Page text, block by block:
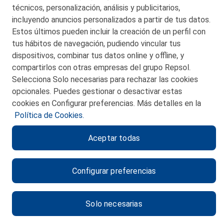
CONTACTO
MAPA WEB
POLITICA DE PRIVACIDAD
POLITICA DE COOKIES
CANAL DE ÉTICA
técnicos, personalización, análisis y publicitarios,
incluyendo anuncios personalizados a partir de tus datos.
Estos últimos pueden incluir la creación de un perfil con
tus hábitos de navegación, pudiendo vincular tus
dispositivos, combinar tus datos online y offline, y
compartirlos con otras empresas del grupo Repsol.
Selecciona Solo necesarias para rechazar las cookies
opcionales. Puedes gestionar o desactivar estas
cookies en Configurar preferencias. Más detalles en la
Política de Cookies.
Configurar preferencias
Solo necesarias
Aceptar todas